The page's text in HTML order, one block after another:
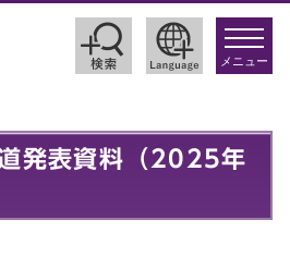
toggle
メニュー
発表資料（2025年